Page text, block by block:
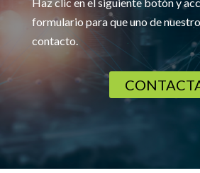
formulario para que uno de
contacto.